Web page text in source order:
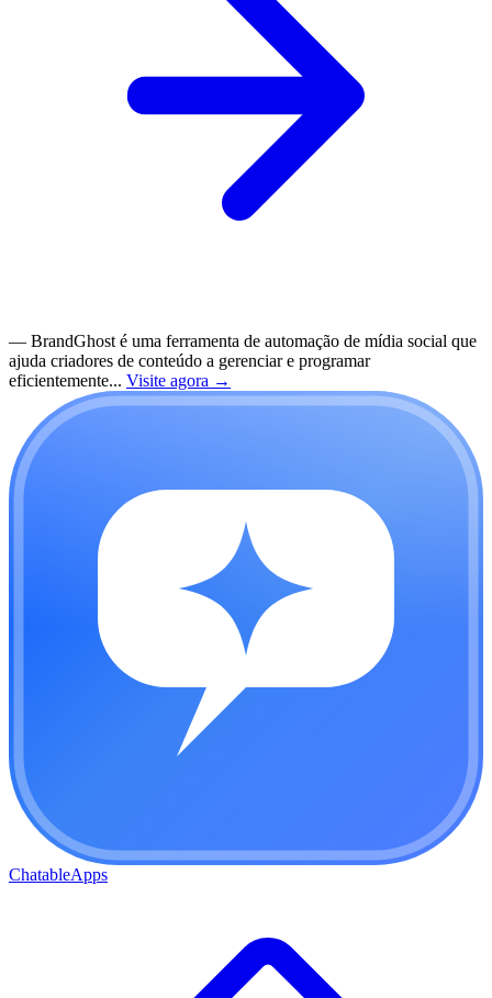
— BrandGhost é uma ferramenta de automação de mídia social que
ajuda criadores de conteúdo a gerenciar e programar
eficientemente... Visite agora →
ChatableApps